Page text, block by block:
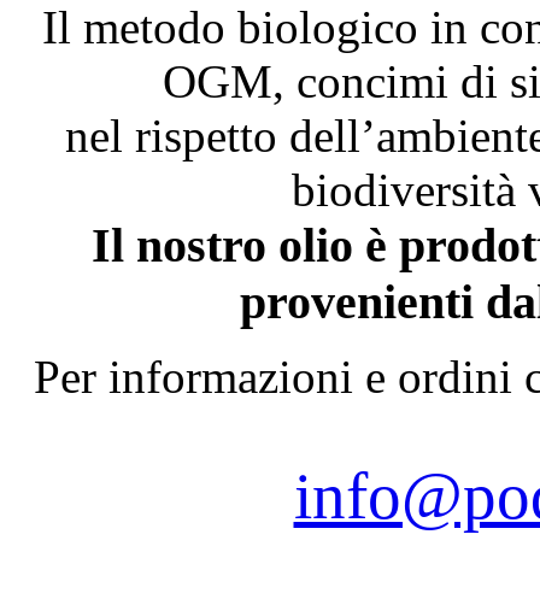
Il metodo biologico in
OGM, concimi di
nel rispetto
biodiversità
Il nostro olio è
provenienti
Per informazioni e ordini